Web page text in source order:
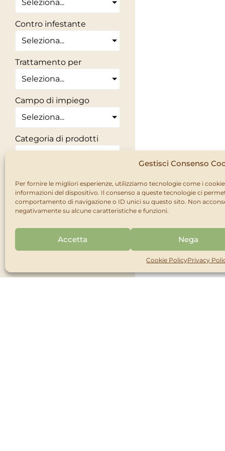
Gestisci Consenso
Per fornire le migliori esperienze, utilizziamo tecnologie come i
informazioni del dispositivo. Il consenso a queste tecnologie ci
comportamento di navigazione o ID unici su questo sito. Non
negativamente su alcune caratteristiche e funzioni.
Accetta Nega
Cookie PolicyPrivacy
Seleziona...
Contro infestante
Seleziona...
Trattamento per
Seleziona...
Campo di impiego
Seleziona...
Categoria di prodotti
Stai cercando una
soluzione naturale?
ECO
100% NATURALE
BIO